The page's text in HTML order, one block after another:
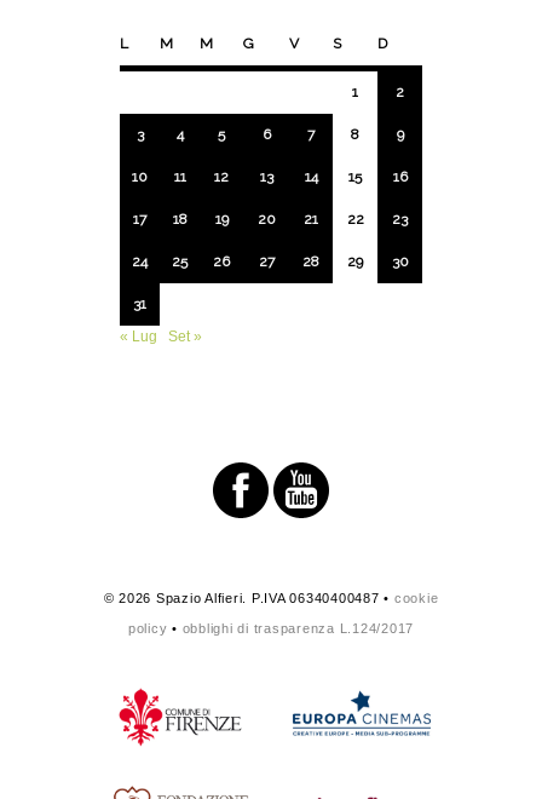
L M M G V S D
1 2
3 4 5 6 7 8 9
10 11 12 13 14 15 16
17 18 19 20 21 22 23
24 25 26 27 28 29 30
31
« Lug
Set »
© 2026 Spazio Alfieri. P.IVA 06340400487 • cookie
policy • obblighi di trasparenza L.124/2017